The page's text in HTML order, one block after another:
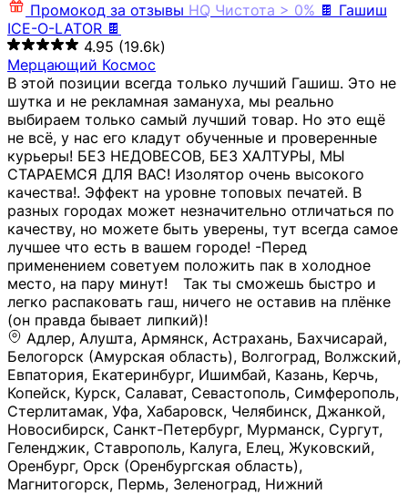
Промокод за отзывы HQ Чистота > 0% 🍫 Гашиш
ICE-O-LATOR 🍫
4.95 (19.6k)
Мерцающий Космос
В этой позиции всегда только лучший Гашиш. Это не
шутка и не рекламная замануха, мы реально
выбираем только самый лучший товар. Но это ещё
не всё, у нас его кладут обученные и проверенные
курьеры! БЕЗ НЕДОВЕСОВ, БЕЗ ХАЛТУРЫ, МЫ
СТАРАЕМСЯ ДЛЯ ВАС! Изолятор очень высокого
качества!. Эффект на уровне топовых печатей. В
разных городах может незначительно отличаться по
качеству, но можете быть уверены, тут всегда самое
лучшее что есть в вашем городе! -Перед
применением советуем положить пак в холодное
место, на пару минут!⠀ Так ты сможешь быстро и
легко распаковать гаш, ничего не оставив на плёнке
(он правда бывает липкий)!
Адлер, Алушта, Армянск, Астрахань, Бахчисарай,
Белогорск (Амурская область), Волгоград, Волжский,
Евпатория, Екатеринбург, Ишимбай, Казань, Керчь,
Копейск, Курск, Салават, Севастополь, Симферополь,
Стерлитамак, Уфа, Хабаровск, Челябинск, Джанкой,
Новосибирск, Санкт-Петербург, Мурманск, Сургут,
Геленджик, Ставрополь, Калуга, Елец, Жуковский,
Оренбург, Орск (Оренбургская область),
Магнитогорск, Пермь, Зеленоград, Нижний